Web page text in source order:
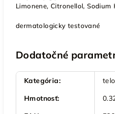
Limonene, Citronellol, Sodium
dermatologicky testované
Dodatočné
Kategória:
Hmotnosť: